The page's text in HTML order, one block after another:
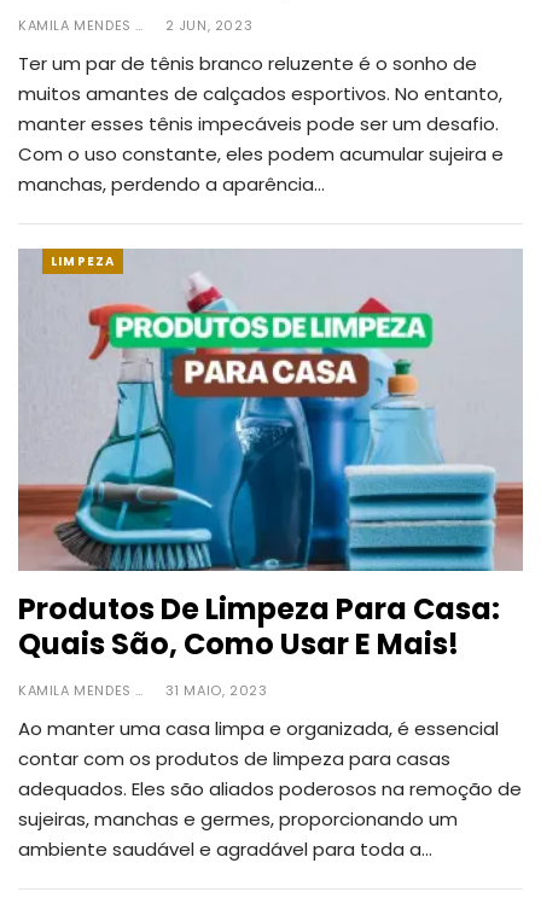
KAMILA MENDES 2 JUN, 2023
Ter um par de tênis branco reluzente é o sonho de
muitos amantes de calçados esportivos. No entanto,
manter esses tênis impecáveis pode ser um desafio.
Com o uso constante, eles podem acumular sujeira e
manchas, perdendo a aparência…
LIMPEZA
Produtos De Limpeza Para Casa:
Quais São, Como Usar E Mais!
KAMILA MENDES 31 MAIO, 2023
Ao manter uma casa limpa e organizada, é essencial
contar com os produtos de limpeza para casas
adequados. Eles são aliados poderosos na remoção de
sujeiras, manchas e germes, proporcionando um
ambiente saudável e agradável para toda a…